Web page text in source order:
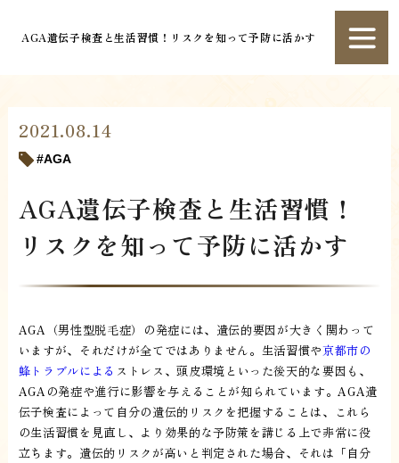
AGA遺伝子検査と生活習慣！リスクを知って予防に活かす
2021.08.14
AGA
AGA遺伝子検査と生活習慣！
リスクを知って予防に活かす
AGA（男性型脱毛症）の発症には、遺伝的要因が大きく関わって
いますが、それだけが全てではありません。生活習慣や京都市の
蜂トラブルによる ストレス、頭皮環境といった後天的な要因も、
AGAの発症や進行に影響を与えることが知られています。AGA遺
伝子検査によって自分の遺伝的リスクを把握することは、これら
の生活習慣を見直し、より効果的な予防策を講じる上で非常に役
立ちます。遺伝的リスクが高いと判定された場合、それは「自分